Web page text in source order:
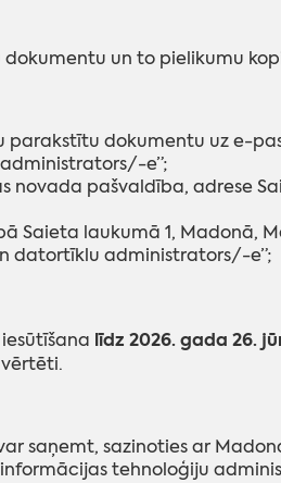
un to pielikumu
parakstītu dokumentu uz e-
e”;
pašvaldība, adrese
Saieta laukumā 1, Madonā,
datortīklu administrators/-e”;
līdz 2026. gada 26.
saņemt, sazinoties ar
tehnoloģiju